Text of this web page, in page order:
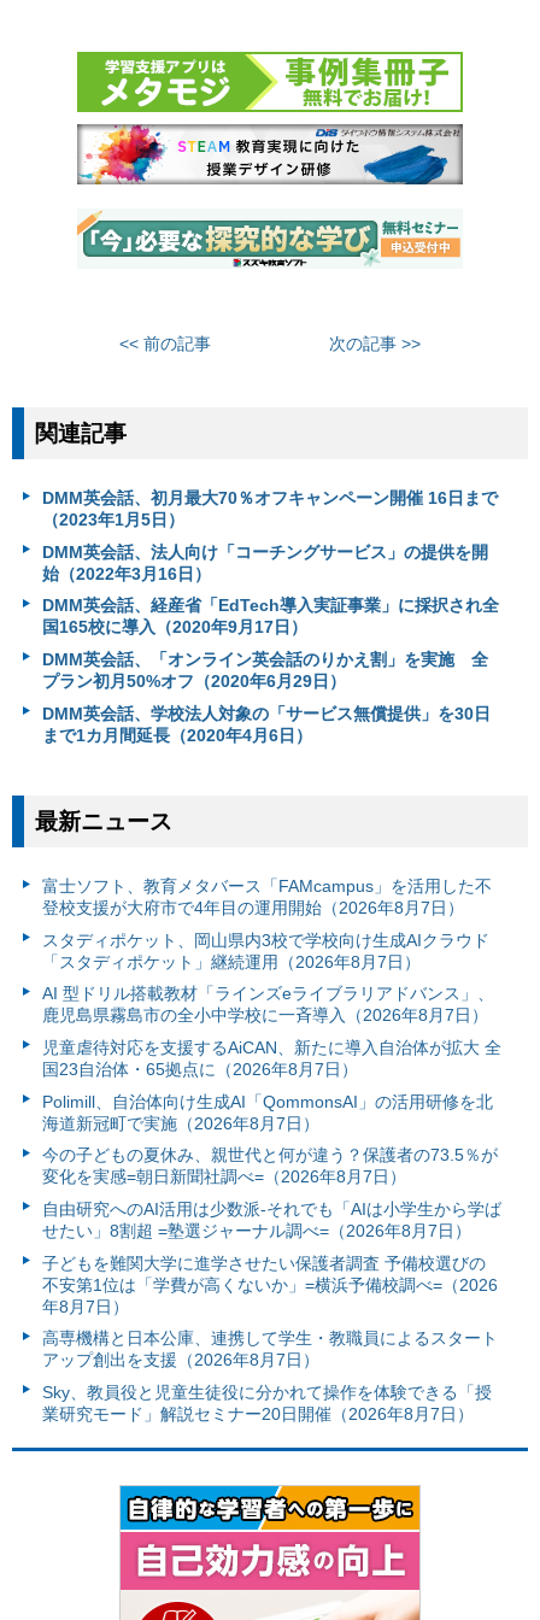
<< 前の記事 次の記事 >>
関連記事
DMM英会話、初月最大70％オフキャンペーン開催 16日まで
（2023年1月5日）
DMM英会話、法人向け「コーチングサービス」の提供を開
始（2022年3月16日）
DMM英会話、経産省「EdTech導入実証事業」に採択され全
国165校に導入（2020年9月17日）
DMM英会話、「オンライン英会話のりかえ割」を実施 全
プラン初月50%オフ（2020年6月29日）
DMM英会話、学校法人対象の「サービス無償提供」を30日
まで1カ月間延長（2020年4月6日）
最新ニュース
富⼠ソフト、教育メタバース「FAMcampus」を活用した不
登校支援が大府市で4年目の運用開始（2026年8月7日）
スタディポケット、岡山県内3校で学校向け生成AIクラウド
「スタディポケット」継続運用（2026年8月7日）
AI 型ドリル搭載教材「ラインズeライブラリアドバンス」、
鹿児島県霧島市の全小中学校に一斉導入（2026年8月7日）
児童虐待対応を支援するAiCAN、新たに導入自治体が拡大 全
国23自治体・65拠点に（2026年8月7日）
Polimill、自治体向け生成AI「QommonsAI」の活用研修を北
海道新冠町で実施（2026年8月7日）
今の子どもの夏休み、親世代と何が違う？保護者の73.5％が
変化を実感=朝日新聞社調べ=（2026年8月7日）
自由研究へのAI活用は少数派-それでも「AIは小学生から学ば
せたい」8割超 =塾選ジャーナル調べ=（2026年8月7日）
子どもを難関大学に進学させたい保護者調査 予備校選びの
不安第1位は「学費が高くないか」=横浜予備校調べ=（2026
年8月7日）
高専機構と日本公庫、連携して学生・教職員によるスタート
アップ創出を支援（2026年8月7日）
Sky、教員役と児童生徒役に分かれて操作を体験できる「授
業研究モード」解説セミナー20日開催（2026年8月7日）